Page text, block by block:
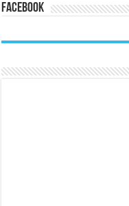
Facebook